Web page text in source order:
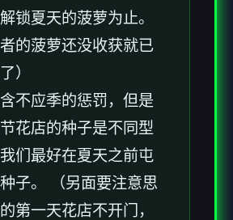
锁夏天的菠萝为止。
者的菠萝还没收获就已
）
不应季的惩罚，但是
花店的种子是不同型
们最好在夏天之前屯
子。 （另面要注意思
第一天花店不开门，